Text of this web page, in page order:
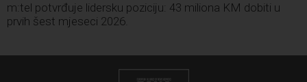
m:tel potvrđuje lidersku poziciju: 43 miliona KM dobiti u
prvih šest mjeseci 2026.